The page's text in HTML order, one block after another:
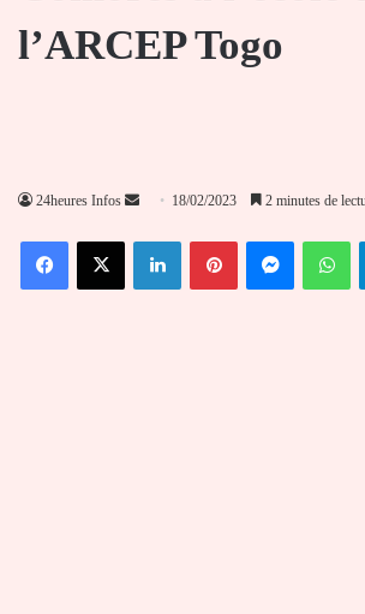
l’ARCEP Togo
24heures Infos
Envoyer
courriel
18/02/2023 2 minutes de
FacebookX LinkedinPinterestMessenger